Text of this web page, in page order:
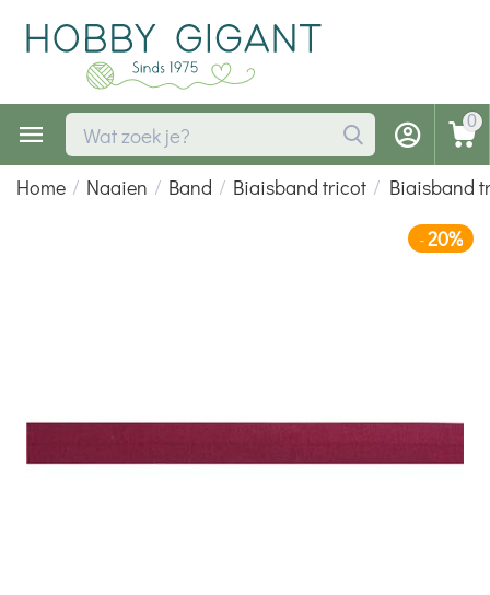
0
Home / Naaien / Band / Biaisband tricot / Biaisband
-20%